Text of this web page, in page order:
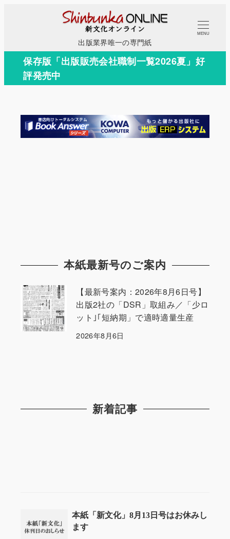
コ
テ
出版業界唯一の専門紙
MENU
保存版「出版販売会社職制一覧2026夏」好
評発売中
本紙最新号のご案内
【最新号案内：2026年8月6日号】
出版2社の「DSR」取組み／「少ロ
ット｣｢短納期」で適時適量生産
2026年8月6日
新着記事
本紙「新文化」8月13日号はお休みし
ます